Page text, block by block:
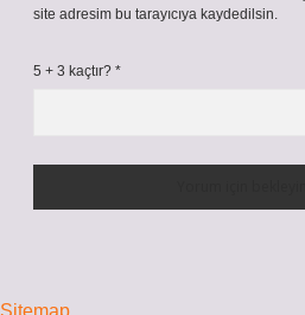
site adresim bu tarayıcıya kaydedilsin.
5 + 3 kaçtır? *
Sitemap